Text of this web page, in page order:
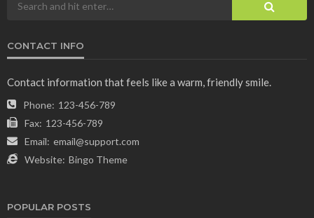
CONTACT INFO
Contact information that feels like a warm, friendly smile.
Phone: 123-456-789
Fax: 123-456-789
Email: email@support.com
Website: Bingo Theme
POPULAR POSTS